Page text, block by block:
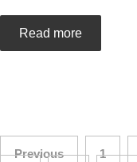
Read more
Previous 1